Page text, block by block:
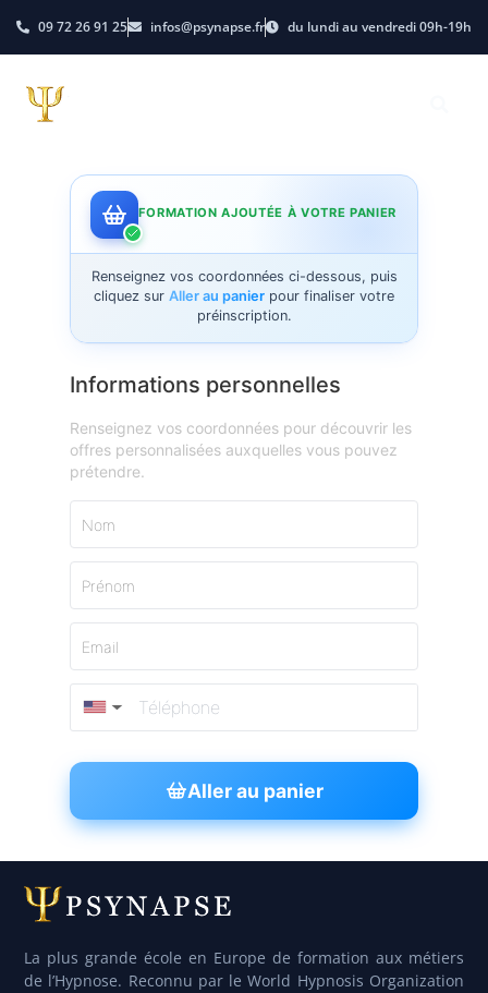
09 72 26 91 25 infos@psynapse.fr du lundi au vendredi 09h-19h
FORMATION AJOUTÉE À VOTRE PANIER
Renseignez vos coordonnées ci-dessous, puis
cliquez sur Aller au panier pour finaliser votre
préinscription.
Informations personnelles
Renseignez vos coordonnées pour découvrir les
offres personnalisées auxquelles vous pouvez
prétendre.
Nom
Prénom
Email
▼
Aller au panier
La plus grande école en Europe de formation aux métiers
de l’Hypnose. Reconnu par le World Hypnosis Organization